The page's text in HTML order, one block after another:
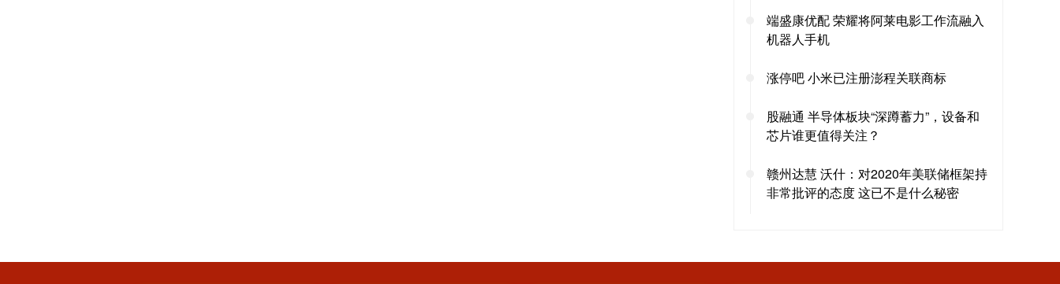
端盛康优配 荣耀将阿莱电影工作流融入
机器人手机
涨停吧 小米已注册澎程关联商标
股融通 半导体板块“深蹲蓄力”，设备和
芯片谁更值得关注？
赣州达慧 沃什：对2020年美联储框架持
非常批评的态度 这已不是什么秘密